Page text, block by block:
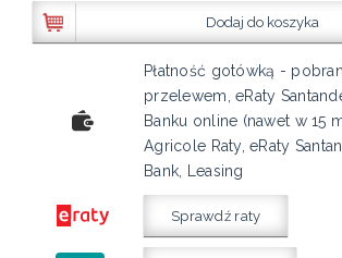
Dodaj do koszyka
Płatność gotówką -
przelewem, eRaty
Banku online (nawet w 15
Agricole Raty, eRaty
Bank, Leasing
Sprawdź raty